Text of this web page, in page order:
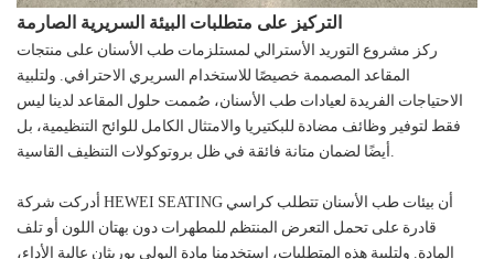
التركيز على متطلبات البيئة السريرية الصارمة
ركز مشروع التوريد الأسترالي لمستلزمات طب الأسنان على منتجات
المقاعد المصممة خصيصًا للاستخدام السريري الاحترافي. ولتلبية
الاحتياجات الفريدة لعيادات طب الأسنان، صُممت حلول المقاعد لدينا ليس
فقط لتوفير وظائف مضادة للبكتيريا والامتثال الكامل للوائح التنظيمية، بل
أدركت شركة HEWEI SEATING أن بيئات طب الأسنان تتطلب كراسي
قادرة على تحمل التعرض المنتظم للمطهرات دون بهتان اللون أو تلف
المادة. ولتلبية هذه المتطلبات، استخدمنا مادة البولي يوريثان عالية الأداء،